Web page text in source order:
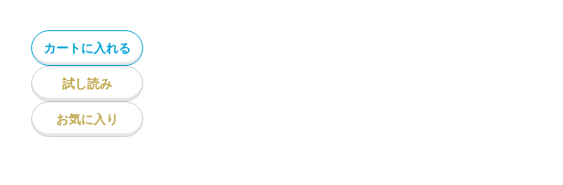
カートに入れる
試し読み
お気に入り